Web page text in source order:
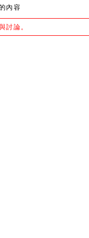
內容
討論。